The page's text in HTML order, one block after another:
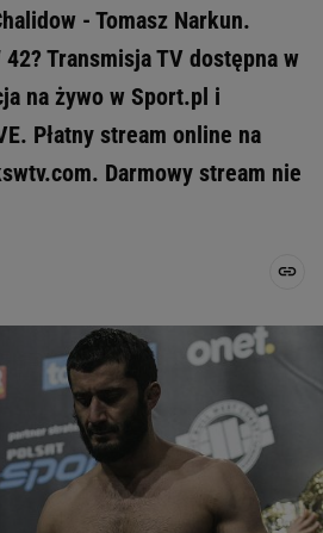
- Tomasz Narkun.
Transmisja TV dostępna w
na żywo w Sport.pl i
Płatny stream online na
Darmowy stream nie